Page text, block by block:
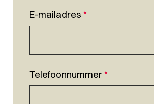
E-mailadres *
Telefoonnummer*